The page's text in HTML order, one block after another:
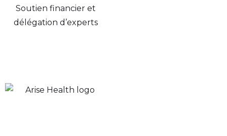
Soutien financier et
délégation d’experts